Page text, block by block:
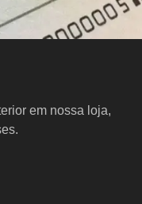
em nossa loja,